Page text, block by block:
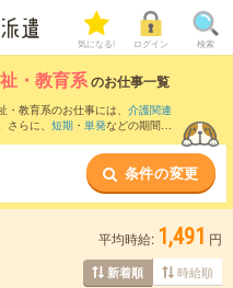
気になる! ログイン 検索
・教育系のお仕事一覧
教育系のお仕事には、 介護関連
らに、 短期 ・ 単発などの期間
条件の変更
平均時給: 1,491 円
新着順 時給順